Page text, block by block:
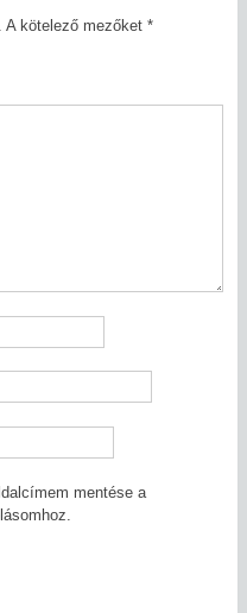
A kötelező mezőket *
mentése a